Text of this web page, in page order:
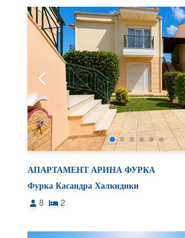
АПАРТАМЕНТ АРИНА ФУРКА
Фурка Касандра Халкидики
8 2